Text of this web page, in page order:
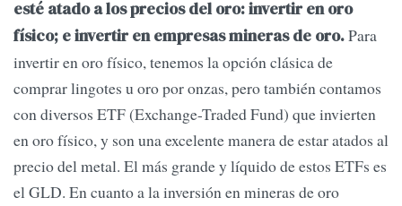
esté atado a los precios del oro: invertir en oro
físico; e invertir en empresas mineras de oro.Para
invertir en oro físico, tenemos la opción clásica de
comprar lingotes u oro por onzas, pero también contamos
con diversos ETF (Exchange-Traded Fund) que invierten
en oro físico, y son una excelente manera de estar atados al
precio del metal. El más grande y líquido de estos ETFs es
el GLD. En cuanto a la inversión en mineras de oro